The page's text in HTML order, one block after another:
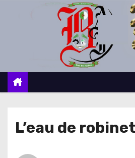
c
L’eau de